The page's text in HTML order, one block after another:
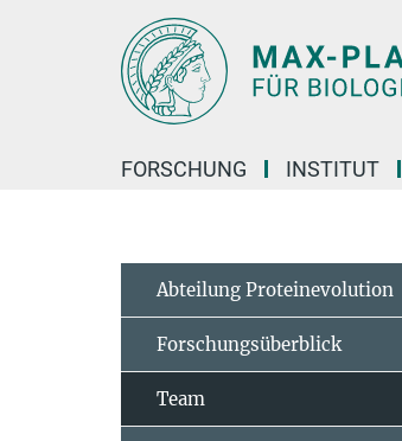
FORSCHUNG INSTITUT
Abteilung Proteinevolution
Forschungsüberblick
Team